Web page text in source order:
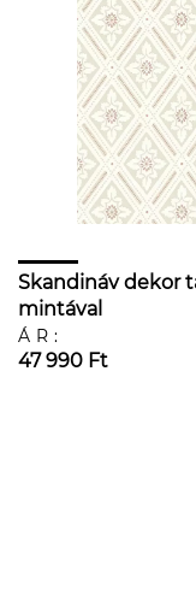
Skandináv dekor
mintával
ÁR:
47 990 Ft